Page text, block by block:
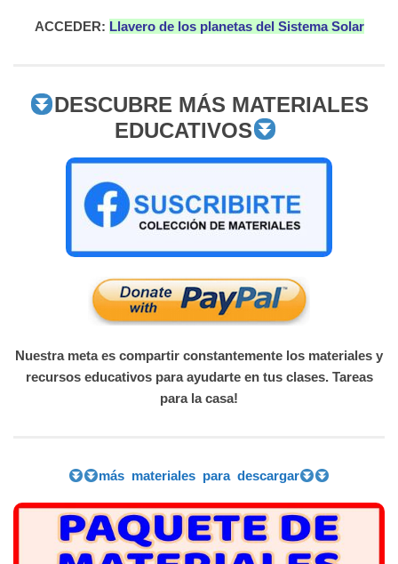
ACCEDER: Llavero de los planetas del Sistema Solar
DESCUBRE MÁS MATERIALES
EDUCATIVOS
Nuestra meta es compartir constantemente los materiales y
recursos educativos para ayudarte en tus clases. Tareas
para la casa!
más materiales para descargar